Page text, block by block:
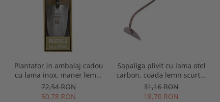
Plantator in ambalaj cadou
cu lama inox, maner lemn,
gravat World's Best
Gardener, Spear & Jackson
72,54 RON
50,78 RON
Sapaliga plivit cu lama otel
carbon, coada lemn scurta,
Spear & Jackson Elements
31,16 RON
18,70 RON